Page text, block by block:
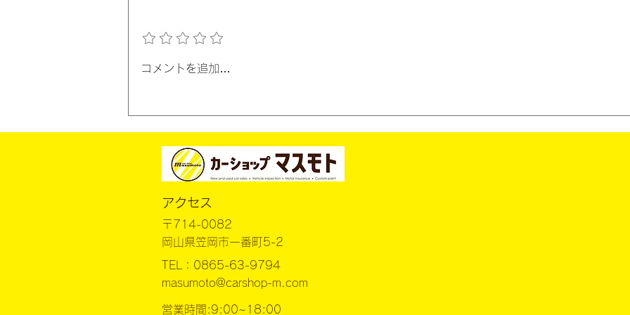
コメントを追加…
​アクセス
〒714-0082
​岡山県笠岡市一番町5-2
TEL：0865-63-9794
masumoto@carshop-m.com
営業時間:9:00~18:00